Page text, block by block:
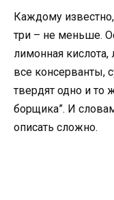
Каждому известно,
три – не меньше.
лимонная кислота,
все консерванты,
твердят одно и то
борщика”. И
описать сложно.